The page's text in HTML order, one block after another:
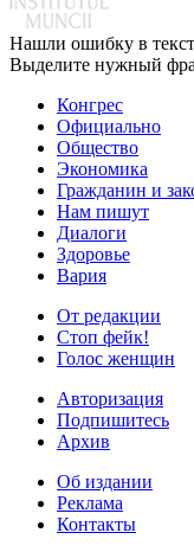
Нашли ошибку в
Выделите нужный
Конгрес
Официально
Общество
Экономика
Гражданин и
Нам пишут
Диалоги
Здоровье
Вария
От редакции
Стоп фейк!
Голос женщин
Авторизация
Подпишитесь
Архив
Об издании
Реклама
Контакты